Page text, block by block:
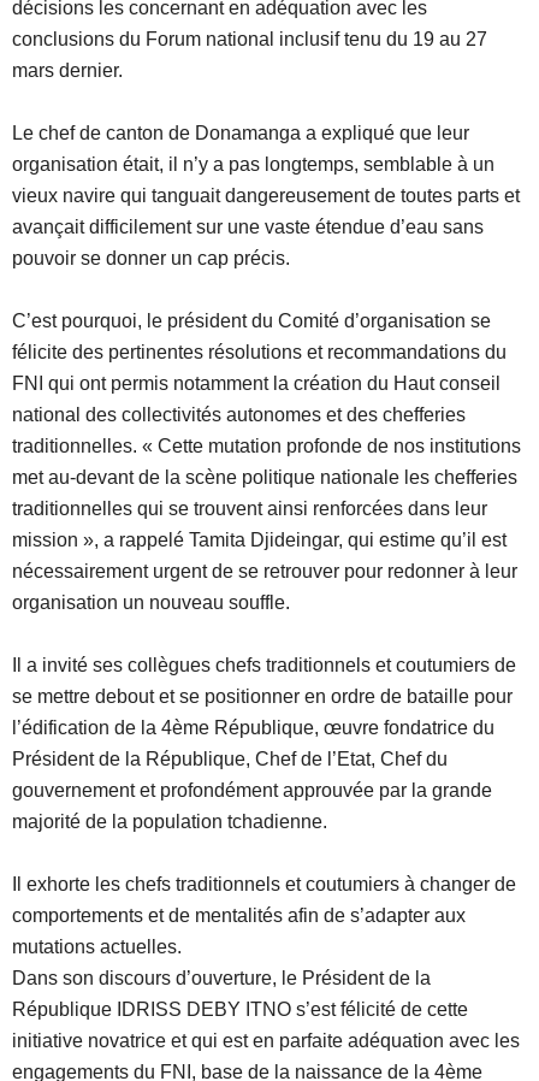
décisions les concernant en adéquation avec les
conclusions du Forum national inclusif tenu du 19 au 27
mars dernier.
Le chef de canton de Donamanga a expliqué que leur
organisation était, il n’y a pas longtemps, semblable à un
vieux navire qui tanguait dangereusement de toutes parts et
avançait difficilement sur une vaste étendue d’eau sans
pouvoir se donner un cap précis.
C’est pourquoi, le président du Comité d’organisation se
félicite des pertinentes résolutions et recommandations du
FNI qui ont permis notamment la création du Haut conseil
national des collectivités autonomes et des chefferies
traditionnelles. « Cette mutation profonde de nos institutions
met au-devant de la scène politique nationale les chefferies
traditionnelles qui se trouvent ainsi renforcées dans leur
mission », a rappelé Tamita Djideingar, qui estime qu’il est
nécessairement urgent de se retrouver pour redonner à leur
organisation un nouveau souffle.
Il a invité ses collègues chefs traditionnels et coutumiers de
se mettre debout et se positionner en ordre de bataille pour
l’édification de la 4ème République, œuvre fondatrice du
Président de la République, Chef de l’Etat, Chef du
gouvernement et profondément approuvée par la grande
majorité de la population tchadienne.
Il exhorte les chefs traditionnels et coutumiers à changer de
comportements et de mentalités afin de s’adapter aux
mutations actuelles.
Dans son discours d’ouverture, le Président de la
République IDRISS DEBY ITNO s’est félicité de cette
initiative novatrice et qui est en parfaite adéquation avec les
engagements du FNI, base de la naissance de la 4ème